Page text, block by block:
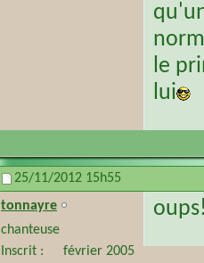
le
lui
25/11/2012 15h55
tonnayre
chanteuse
Inscrit
février 2005